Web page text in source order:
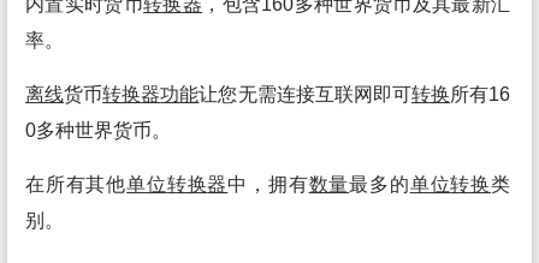
内置实时货币转换器 ，包含160多种世界货币及其最新汇
率。
离线货币转换器功能让您无需连接互联网即可转换所有16
0多种世界货币。
在所有其他单位转换器中，拥有数量最多的单位转换类
别。